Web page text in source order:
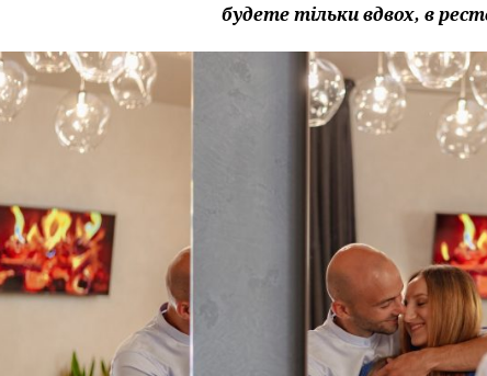
будете тільки вдвох, в